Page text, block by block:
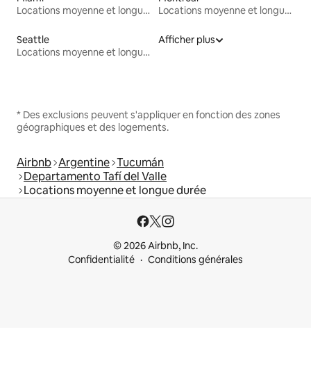
Locations moyenne et longue durée
Locations moyenne et longue durée
Seattle
Locations moyenne et longue durée
Afficher plus
* Des exclusions peuvent s'appliquer en fonction des zones
géographiques et des logements.
Airbnb Argentine Tucumán
Departamento Tafí del Valle
Locations moyenne et longue durée
© 2026 Airbnb, Inc.
Confidentialité
Conditions générales